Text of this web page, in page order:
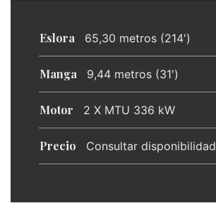
Eslora 65,30 metros (214')
Manga 9,44 metros (31')
Motor 2 X MTU 336 kW
Precio Consultar disponibilidad